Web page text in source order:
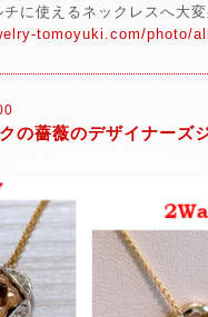
に使えるネックレスへ大変
tomoyuki.com/photo/
の薔薇のデザイナーズ